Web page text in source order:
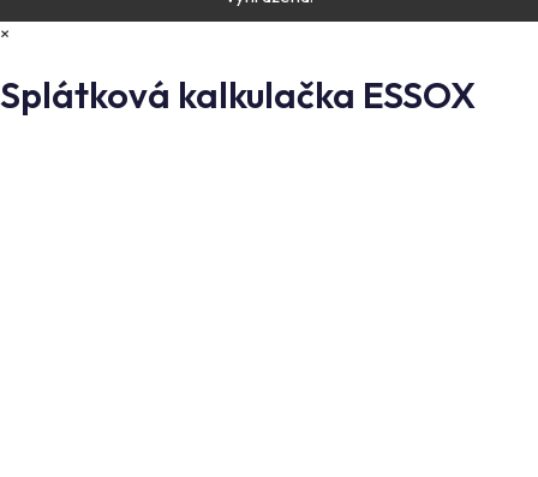
×
Splátková kalkulačka ESSOX